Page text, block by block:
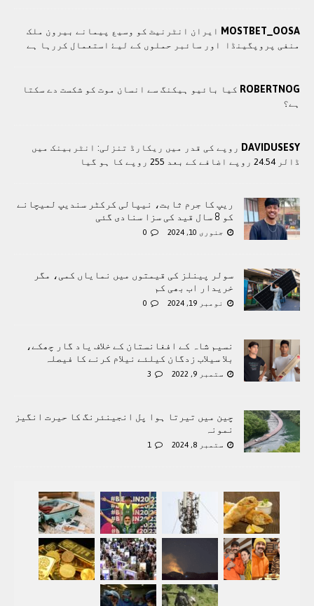
MOSTBET_OOSA ايران انٹرنيٹ کو وسيع پيمانے بيرون ملک
منفی پروپگينڈا اور سائبر حملوں کے ليۓ استعمال کررہا ہے
ROBERTNOG کیا بائیو ہیکنگ سے انسان موت کو شکست دے سکتا
ہے؟
DAVIDUSESY روپے کی قدر میں ریکارڈ تنزلی: انٹربینک میں
ڈالر 24.54 روپے اضافے کے بعد 255 روپے کا ہو گیا
ریپ کا جرم ثابت، نیپالی کرکٹر سندیپ لمیچانے
کو 8 سال قید کی سزا سنادی گئی
جنوری 10, 2024 0
سولر پینلز کی قیمتوں میں نمایاں کمی، مگر
خریدار اب بھی کم
نومبر 19, 2024 0
نسیم شاہ کے افغانستان کے خلاف یاد گار چھکے،
بلا سیلاب زدگان کیلئے نیلام کرنے کا فیصلہ
ستمبر 9, 2022 3
چین میں تیرتا ہوا پل انجینئرنگ کا حیرت انگیز
نمونہ
ستمبر 8, 2024 1